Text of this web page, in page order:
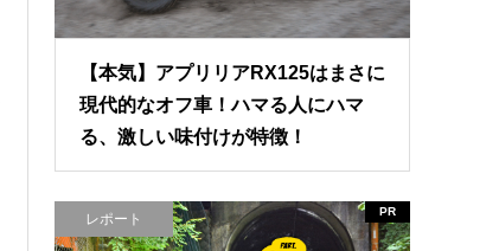
【本気】アプリリアRX125はまさに
現代的なオフ車！ハマる人にハマ
る、激しい味付けが特徴！
レポート PR